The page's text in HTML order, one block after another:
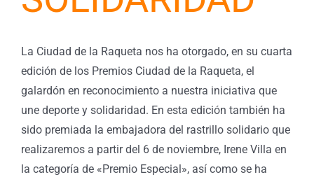
La Ciudad de la Raqueta nos ha otorgado, en su cuarta
edición de los Premios Ciudad de la Raqueta, el
galardón en reconocimiento a nuestra iniciativa que
une deporte y solidaridad. En esta edición también ha
sido premiada la embajadora del rastrillo solidario que
realizaremos a partir del 6 de noviembre, Irene Villa en
la categoría de «Premio Especial», así como se ha